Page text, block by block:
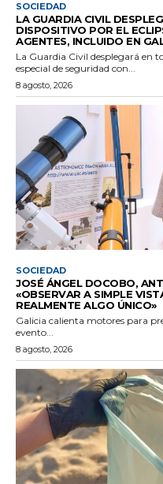
SOCIEDAD
LA GUARDIA CIVIL
DISPOSITIVO POR EL
AGENTES, INCLUIDO EN
La Guardia Civil desplegará en
especial de seguridad con...
8 agosto, 2026
SOCIEDAD
JOSÉ ÁNGEL DOCOBO,
«OBSERVAR A SIMPLE
REALMENTE ALGO ÚNICO»
Galicia calienta motores para
evento...
8 agosto, 2026